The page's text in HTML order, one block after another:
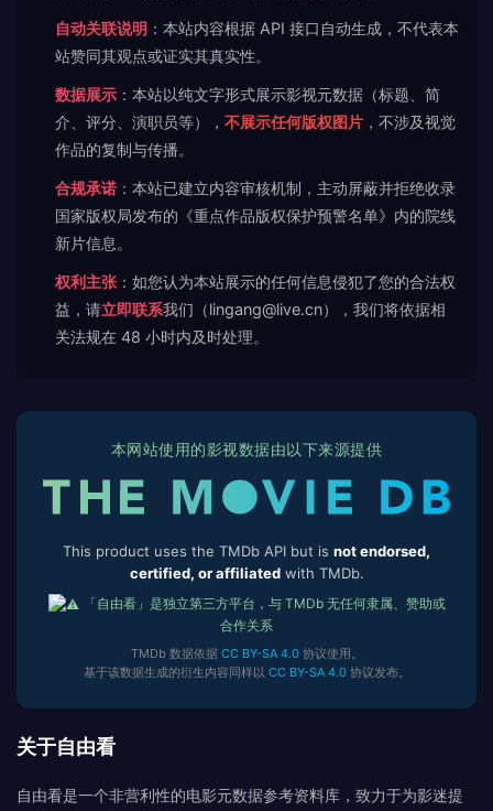
自动关联说明 ：本站内容根据 API 接口自动生成，不代表本
站赞同其观点或证实其真实性。
数据展示 ：本站以纯文字形式展示影视元数据（标题、简
介、评分、演职员等）， 不展示任何版权图片 ，不涉及视觉
作品的复制与传播。
合规承诺 ：本站已建立内容审核机制，主动屏蔽并拒绝收录
国家版权局发布的《重点作品版权保护预警名单》内的院线
新片信息。
权利主张 ：如您认为本站展示的任何信息侵犯了您的合法权
益，请立即联系我们（lingang@live.cn），我们将依据相
关法规在 48 小时内及时处理。
本网站使用的影视数据由以下来源提供
This product uses the TMDb API but is not endorsed,
certified, or affiliatedwith TMDb.
「自由看」是独立第三方平台，与 TMDb 无任何隶属、赞助或
合作关系
TMDb 数据依据 CC BY-SA 4.0协议使用。
基于该数据生成的衍生内容同样以 CC BY-SA 4.0协议发布。
关于自由看
自由看是一个非营利性的电影元数据参考资料库，致力于为影迷提